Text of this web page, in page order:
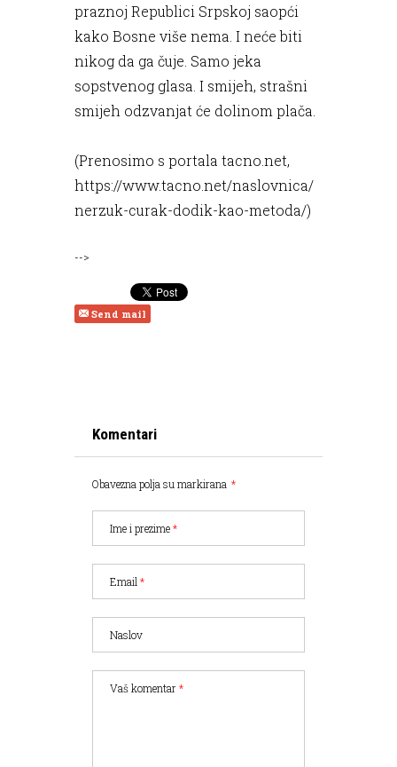
praznoj Republici Srpskoj saopći
kako Bosne više nema. I neće biti
nikog da ga čuje. Samo jeka
sopstvenog glasa. I smijeh, strašni
smijeh odzvanjat će dolinom plača.
(Prenosimo s portala tacno.net,
https://www.tacno.net/naslovnica/
nerzuk-curak-dodik-kao-metoda/)
-->
Send mail
Komentari
Obavezna polja su markirana *
Ime i prezime*
Email*
Naslov
Vaš komentar*